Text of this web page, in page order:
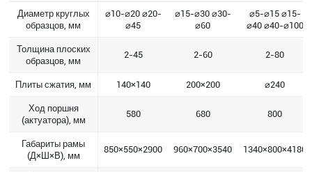
Диаметр круглых
образцов, мм
⌀10-⌀20 ⌀20-
⌀45
⌀15-⌀30 ⌀30-
⌀60
⌀5-⌀15 ⌀15-
⌀40 ⌀40-⌀100
Толщина плоских
образцов, мм
2-45 2-60 2-80
Плиты сжатия, мм 140×140 200×200 ⌀240
Ход поршня
(актуатора), мм
580 680 800
Габариты рамы
(Д×Ш×В), мм
850×550×2900 960×700×3540 1340×800×4180